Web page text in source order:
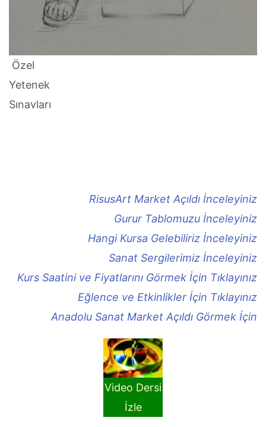
Özel
Yetenek
Sınavları
RisusArt Market Açıldı İnceleyiniz
Gurur Tablomuzu İnceleyiniz
Hangi Kursa Gelebiliriz İnceleyiniz
Sanat Sergilerimiz İnceleyiniz
Kurs Saatini ve Fiyatlarını Görmek İçin Tıklayınız
Eğlence ve Etkinlikler İçin Tıklayınız
Anadolu Sanat Market Açıldı Görmek İçin
Video Dersi
İzle